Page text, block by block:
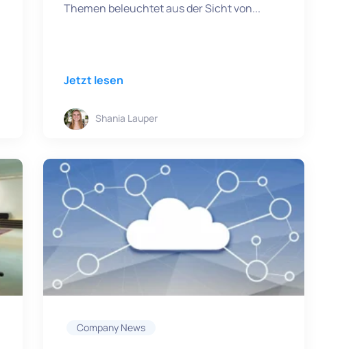
Themen beleuchtet aus der Sicht von...
Jetzt lesen
Shania Lauper
Company News